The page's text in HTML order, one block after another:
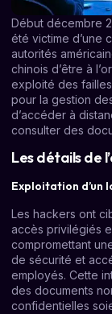
Début décembre
été victime d’une
autorités
chinois d’être à
exploité des
pour la gestion
d’accéder à
consulter des
Les détails de
Exploitation d’un
Les hackers ont
accès privilégiés
compromettant
de sécurité et
employés. Cette
des documents
confidentielles